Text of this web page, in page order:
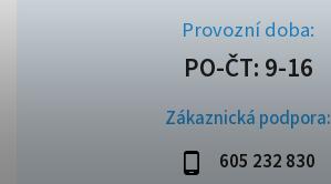
Zákaznická podpora:
605 232 830